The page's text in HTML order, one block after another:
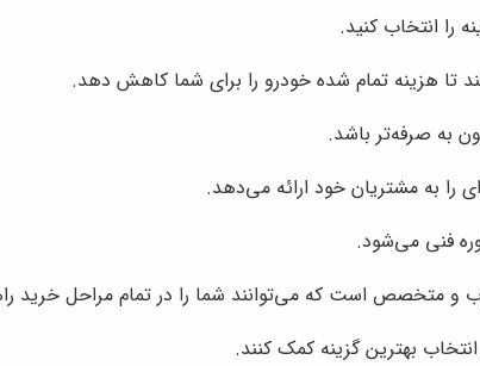
را انتخاب کنید.
تا هزینه تمام شده خودرو را برای شما کاهش دهد.
به صرفه‌تر باشد.
به مشتریان خود ارائه می‌دهد.
فنی می‌شود.
و متخصص است که می‌توانند شما را در تمام مراحل خرید
بهترین گزینه کمک کنند.